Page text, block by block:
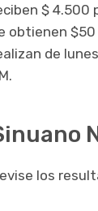
$ 4.500
obtienen
de
los